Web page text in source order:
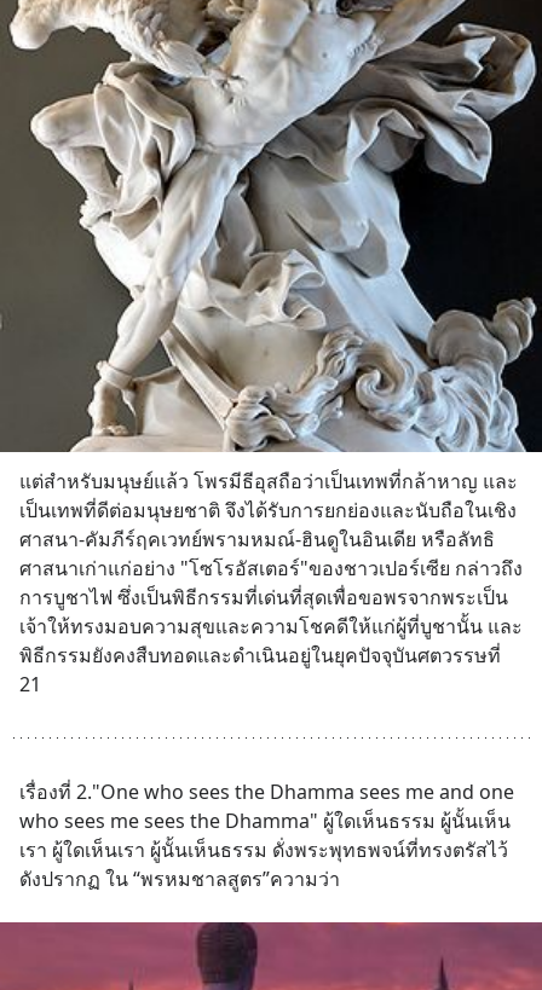
แต่สำหรับมนุษย์แล้ว โพรมีธีอุสถือว่าเป็นเทพที่กล้าหาญ และ
เป็นเทพที่ดีต่อมนุษยชาติ จึงได้รับการยกย่องและนับถือในเชิง
ศาสนา-คัมภีร์ฤคเวทย์พรามหมณ์-ฮินดูในอินเดีย หรือลัทธิ
ศาสนาเก่าแก่อย่าง "โซโรอัสเตอร์"ของชาวเปอร์เซีย กล่าวถึง
การบูชาไฟ ซึ่งเป็นพิธีกรรมที่เด่นที่สุดเพื่อขอพรจากพระเป็น
เจ้าให้ทรงมอบความสุขและความโชคดีให้แก่ผู้ที่บูชานั้น และ
พิธีกรรมยังคงสืบทอดและดำเนินอยู่ในยุคปัจจุบันศตวรรษที่
21
เรื่องที่ 2."One who sees the Dhamma sees me and one
who sees me sees the Dhamma" ผู้ใดเห็นธรรม ผู้นั้นเห็น
เรา ผู้ใดเห็นเรา ผู้นั้นเห็นธรรม ดั่งพระพุทธพจน์ที่ทรงตรัสไว้
ดังปรากฏ ใน “พรหมชาลสูตร”ความว่า